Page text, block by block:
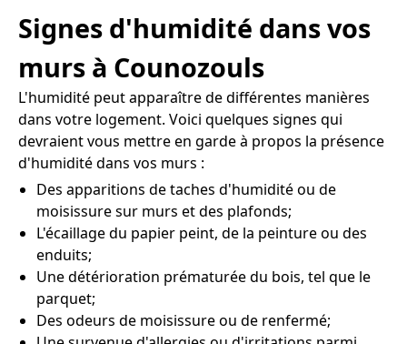
Signes d'humidité dans vos
murs à Counozouls
L'humidité peut apparaître de différentes manières
dans votre logement. Voici quelques signes qui
devraient vous mettre en garde à propos la présence
d'humidité dans vos murs :
Des apparitions de taches d'humidité ou de
moisissure sur murs et des plafonds;
L'écaillage du papier peint, de la peinture ou des
enduits;
Une détérioration prématurée du bois, tel que le
parquet;
Des odeurs de moisissure ou de renfermé;